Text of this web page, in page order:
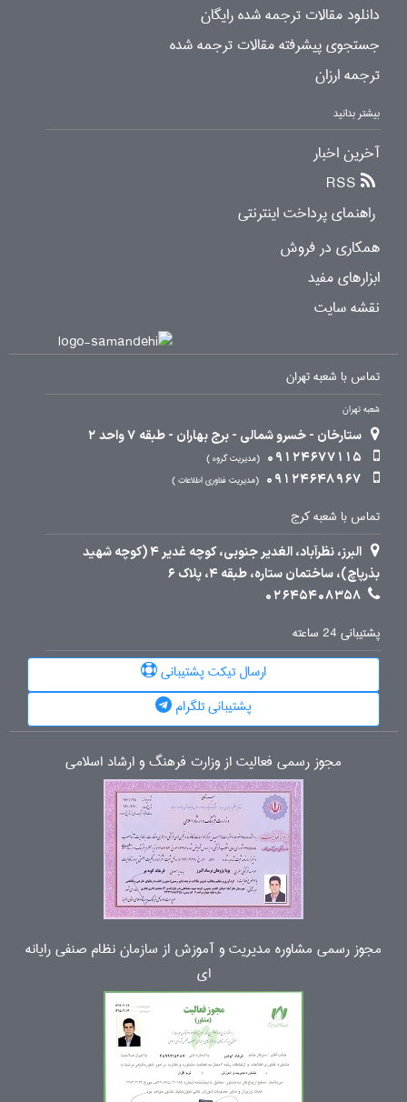
دانلود مقالات ترجمه شده رایگان
جستجوی پیشرفته مقالات ترجمه شده
ترجمه ارزان
بیشتر بدانید
آخرین اخبار
RSS
راهنمای پرداخت اینترنتی
همکاری در فروش
ابزارهای مفید
نقشه سایت
تماس با شعبه تهران
شعبه تهران
ستارخان - خسرو شمالی - برج بهاران - طبقه 7 واحد 2
09124677115
مدیریت گروه
09124648967 مدیریت فناوری اطلاعات
تماس با شعبه کرج
البرز، نظرآباد، الغدیر جنوبی، کوچه غدیر 4 (کوچه شهید
بذرپاچ)، ساختمان ستاره، طبقه 4، پلاک 6
02645408358
پشتیبانی 24 ساعته
ارسال تیکت پشتیبانی
پشتیبانی تلگرام
مجوز رسمی فعالیت از وزارت فرهنگ و ارشاد اسلامی
مجوز رسمی مشاوره مدیریت و آموزش از سازمان نظام صنفی رایانه
ای